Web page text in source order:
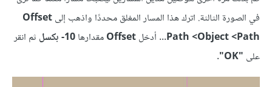
في الصورة الثالثة. اترك هذا المسار المغلق محددًا واذهب إلىOffset
Path>‏ Path <Object
... أدخلOffsetمقدارها10- بكسل
ثم انقر
على "OK"
.